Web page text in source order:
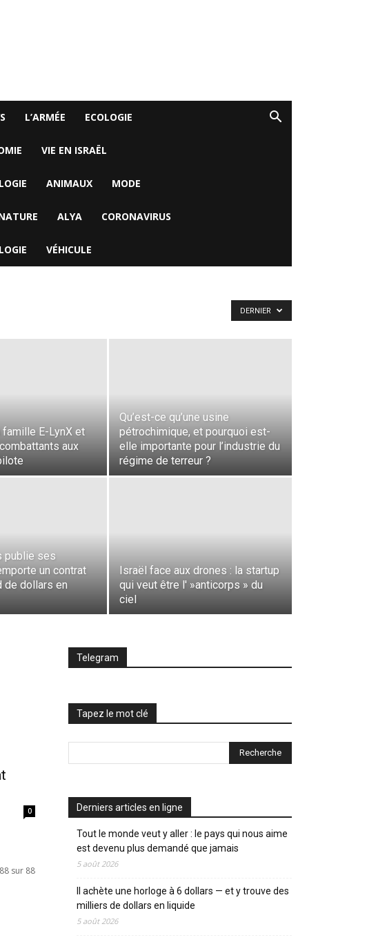
L’ARMÉE ECOLOGIE
VIE EN ISRAËL
ANIMAUX MODE
ALYA CORONAVIRUS
VÉHICULE
DERNIER
E-LynX et
aux
Qu’est-ce qu’une usine
pétrochimique, et pourquoi est-
elle importante pour l’industrie du
régime de terreur ?
publie ses
un contrat
de dollars en
Israël face aux drones : la startup
qui veut être l' »anticorps » du
ciel
0
sur 88
Telegram
Tapez le mot clé
Derniers articles en ligne
Tout le monde veut y aller : le pays qui nous aime
est devenu plus demandé que jamais
5 août 2026
Il achète une horloge à 6 dollars — et y trouve des
milliers de dollars en liquide
5 août 2026